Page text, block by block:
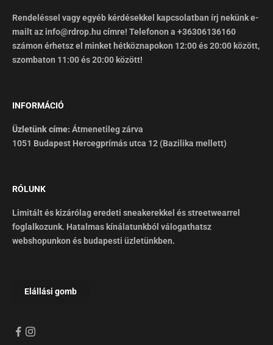
Rendeléssel vagy egyéb kérdésekkel kapcsolatban írj nekünk e-
mailt az info@rdrop.hu címre! Telefonon a +36306136160
számon érhetsz el minket hétköznapokon 12:00 és 20:00 között,
szombaton 11:00 és 20:00 között!
INFORMÁCIÓ
Üzletünk címe:Átmenetileg zárva
1051 Budapest Hercegprímás utca 12 (Bazilika mellett)
RÓLUNK
Limitált és kizárólag eredeti sneakerekkel és streetwearrel
foglalkozunk. Hatalmas kínálatunkból válogathatsz
webshopunkon és budapesti üzletünkben.